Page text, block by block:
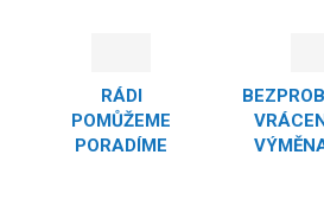
RÁDI
POMŮŽEME
PORADÍME